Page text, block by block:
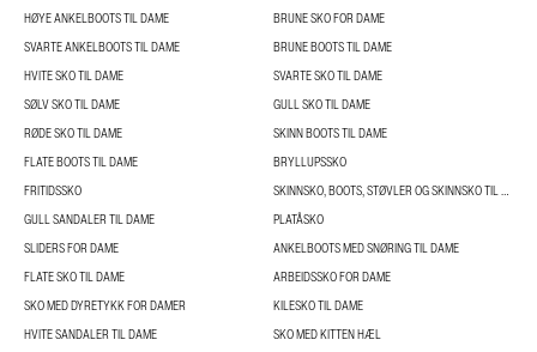
HØYE ANKELBOOTS TIL DAME
BRUNE SKO FOR DAME
SVARTE ANKELBOOTS TIL DAME
BRUNE BOOTS TIL DAME
HVITE SKO TIL DAME
SVARTE SKO TIL DAME
SØLV SKO TIL DAME
GULL SKO TIL DAME
RØDE SKO TIL DAME
SKINN BOOTS TIL DAME
FLATE BOOTS TIL DAME
BRYLLUPSSKO
FRITIDSSKO
SKINNSKO, BOOTS, STØVLER OG SKINNSKO TIL DAME
GULL SANDALER TIL DAME
PLATÅSKO
SLIDERS FOR DAME
ANKELBOOTS MED SNØRING TIL DAME
FLATE SKO TIL DAME
ARBEIDSSKO FOR DAME
SKO MED DYRETYKK FOR DAMER
KILESKO TIL DAME
HVITE SANDALER TIL DAME
SKO MED KITTEN HÆL